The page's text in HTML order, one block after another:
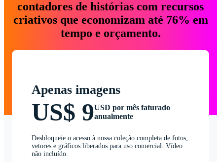
contadores de histórias com recursos
criativos que economizam até 76% em
tempo e orçamento.
Apenas imagens
US$ 9USD por mês faturado
anualmente
Desbloqueie o acesso à nossa coleção completa de fotos,
vetores e gráficos liberados para uso comercial. Vídeo
não incluído.